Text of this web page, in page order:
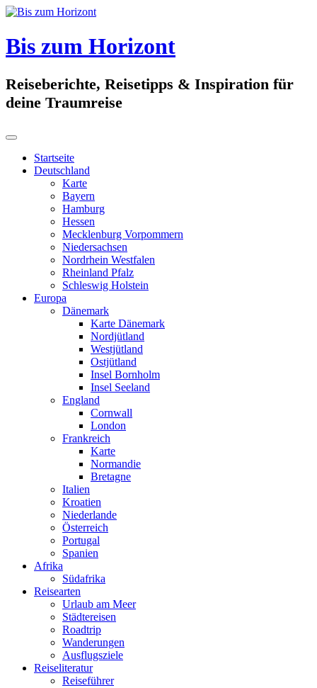
Skip
content
Bis zum Horizont
Reiseberichte, Reisetipps & Inspiration für
deine Traumreise
Startseite
Deutschland
Karte
Bayern
Hamburg
Hessen
Mecklenburg Vorpommern
Niedersachsen
Nordrhein Westfalen
Rheinland Pfalz
Schleswig Holstein
Europa
Dänemark
Karte Dänemark
Nordjütland
Westjütland
Ostjütland
Insel Bornholm
Insel Seeland
England
Cornwall
London
Frankreich
Karte
Normandie
Bretagne
Italien
Kroatien
Niederlande
Österreich
Portugal
Spanien
Afrika
Südafrika
Reisearten
Urlaub am Meer
Städtereisen
Roadtrip
Wanderungen
Ausflugsziele
Reiseliteratur
Reiseführer